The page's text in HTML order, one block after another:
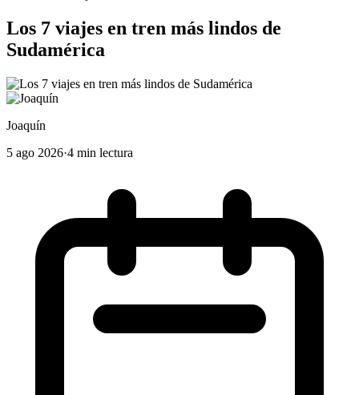
Los 7 viajes en tren más lindos de
Sudamérica
Joaquín
5 ago 2026·4 min lectura